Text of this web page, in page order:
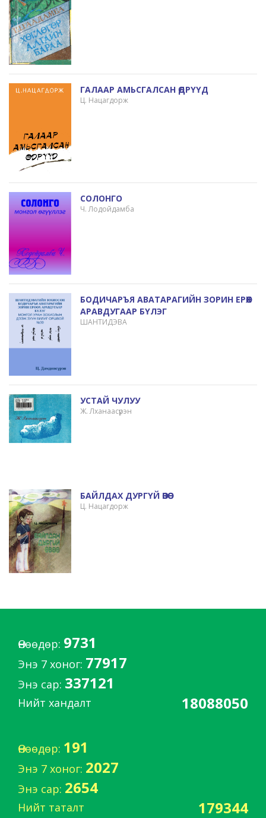
ГАЛААР АМЬСГАЛСАН ӨДРҮҮД
Ц. Нацагдорж
СОЛОНГО
Ч. Лодойдамба
БОДИЧАРЪЯ АВАТАРАГИЙН ЗОРИН ЕРӨӨХ
АРАВДУГААР БҮЛЭГ
ШАНТИДЭВА
УСТАЙ ЧУЛУУ
Ж. Лханаасүрэн
БАЙЛДАХ ДУРГҮЙ ӨВӨӨ
Ц. Нацагдорж
Өнөөдөр: 9731
Энэ 7 хоног: 77917
Энэ сар: 337121
Нийт хандалт 18088050
Өнөөдөр: 191
Энэ 7 хоног: 2027
Энэ сар: 2654
Нийт таталт 179344